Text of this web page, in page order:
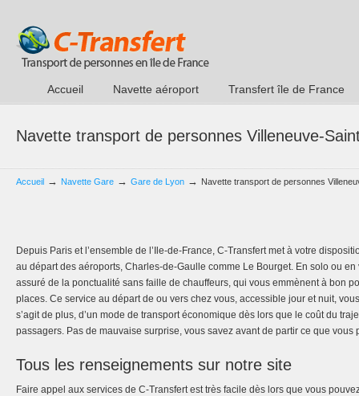
Accueil Navette aéroport Transfert île de France
Navette transport de personnes Villeneuve-
Accueil → Navette Gare → Gare de Lyon → Navette transport de personnes
Depuis Paris et l’ensemble de l’Ile-de-France, C-Transfert met à votre
au départ des aéroports, Charles-de-Gaulle comme Le Bourget. En solo ou en
assuré de la ponctualité sans faille de chauffeurs, qui vous emmènent à bon
places. Ce service au départ de ou vers chez vous, accessible jour et nuit,
s’agit de plus, d’un mode de transport économique dès lors que le coût du
passagers. Pas de mauvaise surprise, vous savez avant de partir ce que vous
Tous les renseignements sur notre site
Faire appel aux services de C-Transfert est très facile dès lors que vous